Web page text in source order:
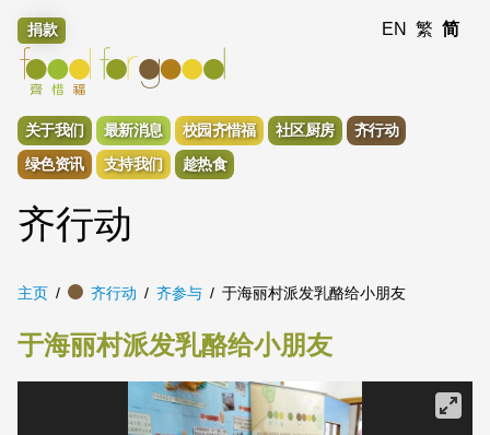
捐款 EN 繁 简
关于我们 最新消息 校园齐惜福 社区厨房
齐行动
绿色资讯
支持我们 趁热食
齐行动
主页 齐行动 齐参与 于海丽村派发乳酪给小朋友
于海丽村派发乳酪给小朋友